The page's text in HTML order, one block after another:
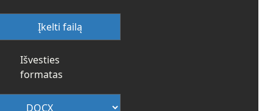
Įkelti failą
Išvesties
formatas